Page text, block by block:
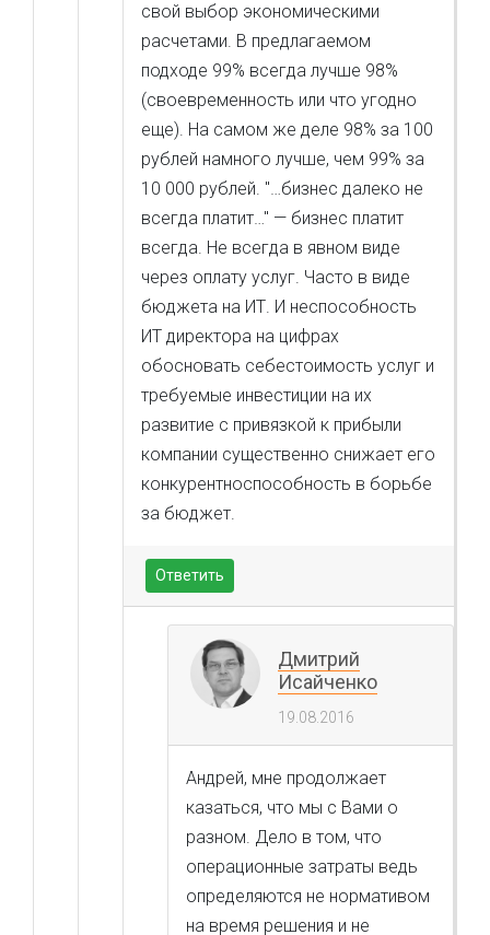
свой выбор экономическими
расчетами. В предлагаемом
подходе 99% всегда лучше 98%
(своевременность или что угодно
еще). На самом же деле 98% за 100
рублей намного лучше, чем 99% за
10 000 рублей. "…бизнес далеко не
всегда платит…" — бизнес платит
всегда. Не всегда в явном виде
через оплату услуг. Часто в виде
бюджета на ИТ. И неспособность
ИТ директора на цифрах
обосновать себестоимость услуг и
требуемые инвестиции на их
развитие с привязкой к прибыли
компании существенно снижает его
конкурентноспособность в борьбе
за бюджет.
Ответить
Дмитрий
Исайченко
19.08.2016
Андрей, мне продолжает
казаться, что мы с Вами о
разном. Дело в том, что
операционные затраты ведь
определяются не нормативом
на время решения и не